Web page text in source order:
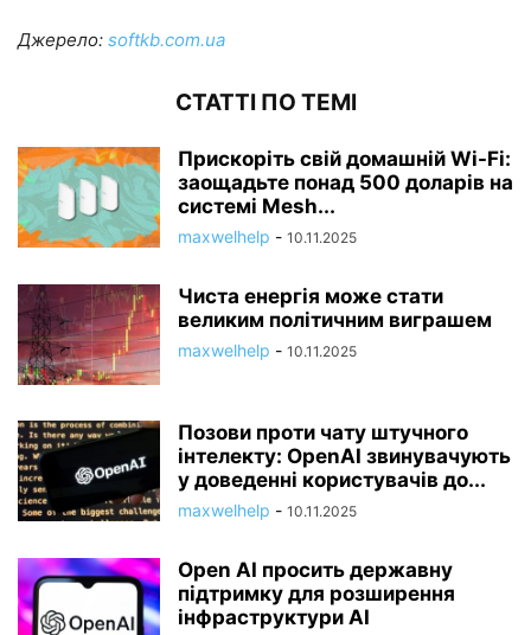
Джерело: softkb.com.ua
СТАТТІ ПО ТЕМІ
Прискоріть свій домашній Wi-Fi:
заощадьте понад 500 доларів на
системі Mesh...
maxwelhelp - 10.11.2025
Чиста енергія може стати
великим політичним виграшем
maxwelhelp - 10.11.2025
Позови проти чату штучного
інтелекту: OpenAI звинувачують
у доведенні користувачів до...
maxwelhelp - 10.11.2025
Open AI просить державну
підтримку для розширення
інфраструктури AI